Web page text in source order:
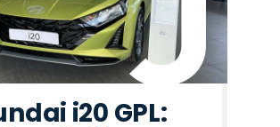
i20 GPL: